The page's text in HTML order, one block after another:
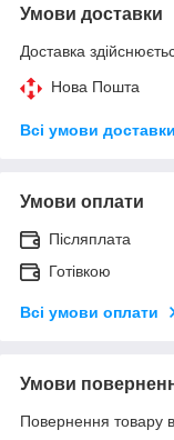
Умови доставки
Доставка
Нова Пошта
Всі умови доставки
Умови оплати
Післяплата
Готівкою
Всі умови оплати
Умови
Повернення товару